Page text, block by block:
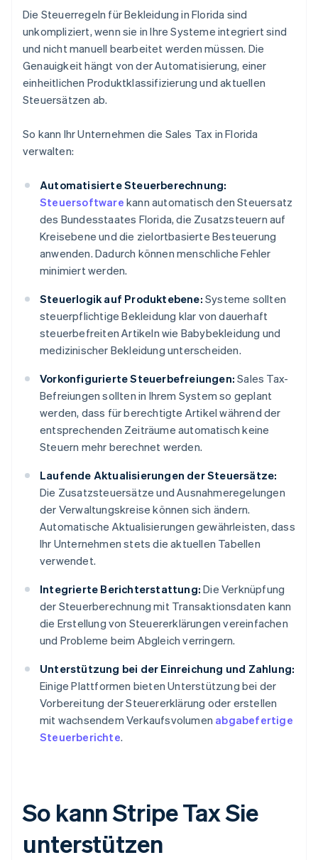
Die Steuerregeln für Bekleidung in Florida sind
unkompliziert, wenn sie in Ihre Systeme integriert sind
und nicht manuell bearbeitet werden müssen. Die
Genauigkeit hängt von der Automatisierung, einer
einheitlichen Produktklassifizierung und aktuellen
Steuersätzen ab.
So kann Ihr Unternehmen die Sales Tax in Florida
verwalten:
Automatisierte Steuerberechnung:
Steuersoftware kann automatisch den Steuersatz
des Bundesstaates Florida, die Zusatzsteuern auf
Kreisebene und die zielortbasierte Besteuerung
anwenden. Dadurch können menschliche Fehler
minimiert werden.
Steuerlogik auf Produktebene: Systeme sollten
steuerpflichtige Bekleidung klar von dauerhaft
steuerbefreiten Artikeln wie Babybekleidung und
medizinischer Bekleidung unterscheiden.
Vorkonfigurierte Steuerbefreiungen: Sales Tax-
Befreiungen sollten in Ihrem System so geplant
werden, dass für berechtigte Artikel während der
entsprechenden Zeiträume automatisch keine
Steuern mehr berechnet werden.
Laufende Aktualisierungen der Steuersätze:
Die Zusatzsteuersätze und Ausnahmeregelungen
der Verwaltungskreise können sich ändern.
Automatische Aktualisierungen gewährleisten, dass
Ihr Unternehmen stets die aktuellen Tabellen
verwendet.
Integrierte Berichterstattung: Die Verknüpfung
der Steuerberechnung mit Transaktionsdaten kann
die Erstellung von Steuererklärungen vereinfachen
und Probleme beim Abgleich verringern.
Unterstützung bei der Einreichung und Zahlung:
Einige Plattformen bieten Unterstützung bei der
Vorbereitung der Steuererklärung oder erstellen
mit wachsendem Verkaufsvolumen abgabefertige
Steuerberichte.
So kann Stripe Tax Sie
unterstützen